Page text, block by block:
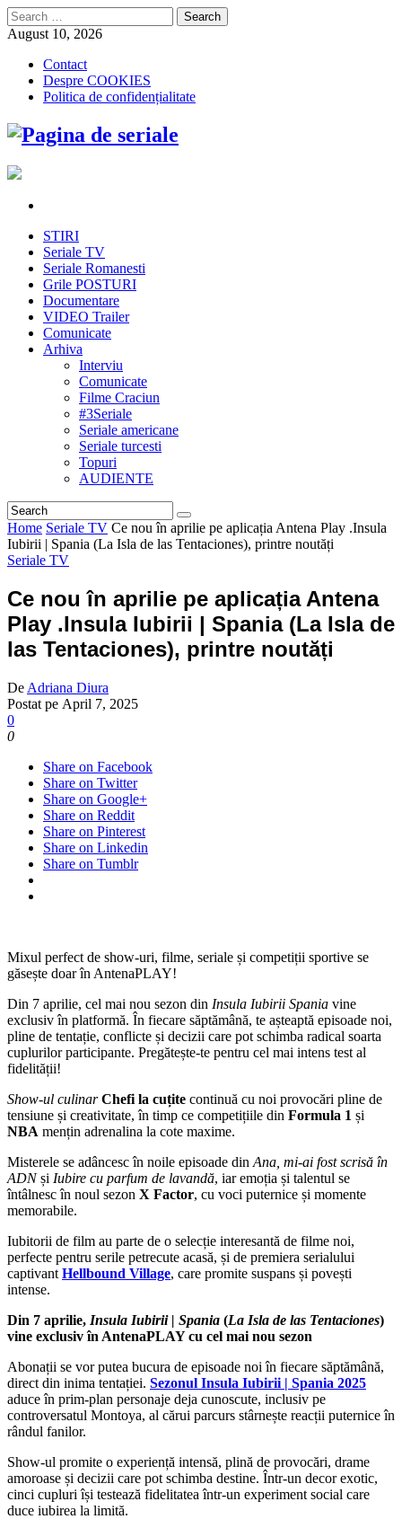
Search
for:
August 10, 2026
Contact
Despre COOKIES
Politica de confidențialitate
STIRI
Seriale TV
Seriale Romanesti
Grile POSTURI
Documentare
VIDEO Trailer
Comunicate
Arhiva
Interviu
Comunicate
Filme Craciun
#3Seriale
Seriale americane
Seriale turcesti
Topuri
AUDIENTE
Home Seriale TV Ce nou în aprilie pe aplicația Antena Play .Insula
Iubirii | Spania (La Isla de las Tentaciones), printre noutăți
Seriale TV
Ce nou în aprilie pe aplicația Antena
Play .Insula Iubirii | Spania (La Isla de
las Tentaciones), printre noutăți
De Adriana Diura
Postat pe April 7, 2025
0
0
Share on Facebook
Share on Twitter
Share on Google+
Share on Reddit
Share on Pinterest
Share on Linkedin
Share on Tumblr
Mixul perfect de show-uri, filme, seriale și competiții sportive se
găsește doar în AntenaPLAY!
Din 7 aprilie, cel mai nou sezon din Insula Iubirii Spania vine
exclusiv în platformă. În fiecare săptămână, te așteaptă episoade noi,
pline de tentație, conflicte și decizii care pot schimba radical soarta
cuplurilor participante. Pregătește-te pentru cel mai intens test al
fidelității!
Show-ul culinar Chefi la cuțite continuă cu noi provocări pline de
tensiune și creativitate, în timp ce competițiile din Formula 1 și
NBA mențin adrenalina la cote maxime.
Misterele se adâncesc în noile episoade din Ana, mi-ai fost scrisă în
ADNși Iubire cu parfum de lavandă, iar emoția și talentul se
întâlnesc în noul sezon X Factor, cu voci puternice și momente
memorabile.
Iubitorii de film au parte de o selecție interesantă de filme noi,
perfecte pentru serile petrecute acasă, și de premiera serialului
captivant Hellbound Village, care promite suspans și povești
intense.
Din 7 aprilie, Insula Iubirii | Spania (La Isla de las Tentaciones)
vine exclusiv în AntenaPLAY cu cel mai nou sezon
Abonații se vor putea bucura de episoade noi în fiecare săptămână,
direct din inima tentației. Sezonul Insula Iubirii | Spania 2025
aduce în prim-plan personaje deja cunoscute, inclusiv pe
controversatul Montoya, al cărui parcurs stârnește reacții puternice în
rândul fanilor.
Show-ul promite o experiență intensă, plină de provocări, drame
amoroase și decizii care pot schimba destine. Într-un decor exotic,
cinci cupluri își testează fidelitatea într-un experiment social care
duce iubirea la limită.